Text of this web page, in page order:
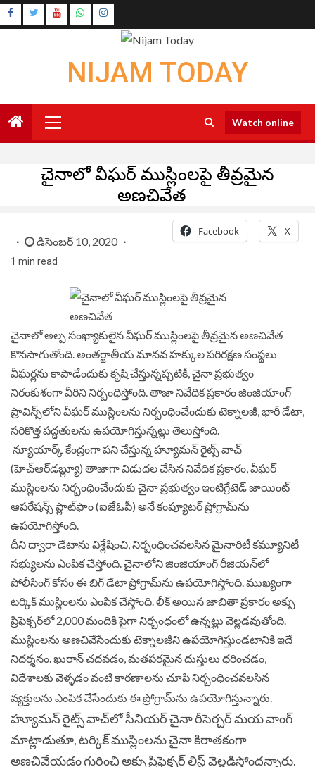
Skip
to
Instagram
NIJAM TODAY
Menu
Watch online
చైనాలో వీఘర్ ముస్లింలపై తీవ్రమైన
అణచివేత
డిసెంబర్ 10, 2020
1 min read
Facebook X
చైనాలో అల్ప సంఖ్యాకులైన వీఘర్ ముస్లింలపై తీవ్రమైన అణచివేత
కొనసాగుతోంది. అంతర్జాతీయ మానవ హక్కుల పరిరక్షణ సంస్థలు
వీఘర్లను కాపాడేందుకు కృషి చేస్తున్నప్పటికీ, చైనా ప్రభుత్వం
నిరంకుశంగా వీరిని నిర్బంధిస్తోంది. తాజా నివేదిక ప్రకారం జింజియాంగ్
ప్రావిన్స్‌లోని వీఘర్ ముస్లింలను నిర్బంధించేందుకు టెక్నాలజీ, భారీ డేటా,
సరికొత్త పద్ధతులను ఉపయోగిస్తున్నట్లు తెలుస్తోంది.
న్యూయార్క్ కేంద్రంగా పని చేస్తున్న హ్యూమన్ రైట్స్ వాచ్
(హెచ్ఆర్‌డబ్ల్యూ) తాజాగా విడుదల చేసిన నివేదిక ప్రకారం, వీఘర్
ముస్లింలను నిర్బంధించేందుకు చైనా ప్రభుత్వం ఇంటిగ్రేటెడ్ జాయింట్
ఆపరేషన్స్ ప్లాట్‌ఫాం (ఐజేఓపీ) అనే కంప్యూటర్ ప్రోగ్రామ్‌ను
ఉపయోగిస్తోంది.
దీని ద్వారా డేటాను విశ్లేషించి, నిర్బంధించవలసిన మైనారిటీ కమ్యూనిటీ
సభ్యులను ఎంపిక చేస్తోంది. చైనాలోని జింజియాంగ్ రీజియన్‌లో
పోలీసింగ్ కోసం ఈ బిగ్ డేటా ప్రోగ్రామ్‌ను ఉపయోగిస్తోంది. ముఖ్యంగా
టర్కిక్ ముస్లింలను ఎంపిక చేస్తోంది. లీక్ అయిన జాబితా ప్రకారం అక్సు
ప్రిఫెక్చర్‌లో 2,000 మందికి పైగా నిర్బంధంలో ఉన్నట్లు వెల్లడవుతోంది.
ముస్లింలను అణచివేసేందుకు టెక్నాలజీని ఉపయోగిస్తుండటానికి ఇదే
నిదర్శనం. ఖురాన్ చదవడం, మతపరమైన దుస్తులు ధరించడం,
విదేశాలకు వెళ్ళడం వంటి కారణాలను చూపి నిర్బంధించవలసిన
వ్యక్తులను ఎంపిక చేసేందుకు ఈ ప్రోగ్రామ్‌ను ఉపయోగిస్తున్నారు.
హ్యూమన్ రైట్స్ వాచ్‌లో సీనియర్ చైనా రీసెర్చర్ మయ వాంగ్
మాట్లాడుతూ, టర్కిక్ ముస్లింలను చైనా కిరాతకంగా
అణచివేయడం గురించి అక్సు ప్రిఫెక్చర్‌ లిస్ట్ వెల్లడిస్తోందన్నారు.